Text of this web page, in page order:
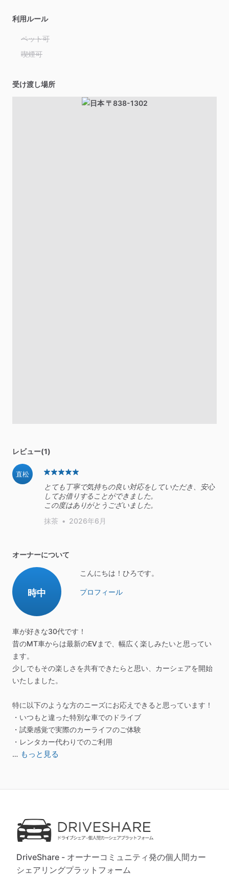
利用ルール
ペット可
喫煙可
受け渡し場所
レビュー(1)
直松
とても丁寧で気持ちの良い対応をしていただき、安心
してお借りすることができました。
この度はありがとうございました。
抹茶 • 2026年6月
オーナーについて
時中
こんにちは！ひろです。
プロフィール
車が好きな30代です！
昔のMT車からは最新のEVまで、幅広く楽しみたいと思ってい
ます。
少しでもその楽しさを共有できたらと思い、カーシェアを開始
いたしました。
特に以下のような方のニーズにお応えできると思っています！
・いつもと違った特別な車でのドライブ
・試乗感覚で実際のカーライフのご体験
・レンタカー代わりでのご利用
… もっと見る
DriveShare - オーナーコミュニティ発の個人間カー
シェアリングプラットフォーム